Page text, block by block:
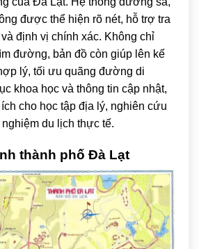
được thể hiện rõ nét, hỗ trợ tra
định vị chính xác. Không chỉ
đường, bản đồ còn giúp lên kế
lý, tối ưu quãng đường di
khoa học và thông tin cập nhật,
cho học tập địa lý, nghiên cứu
du lịch thực tế.
thành phố Đà Lạt